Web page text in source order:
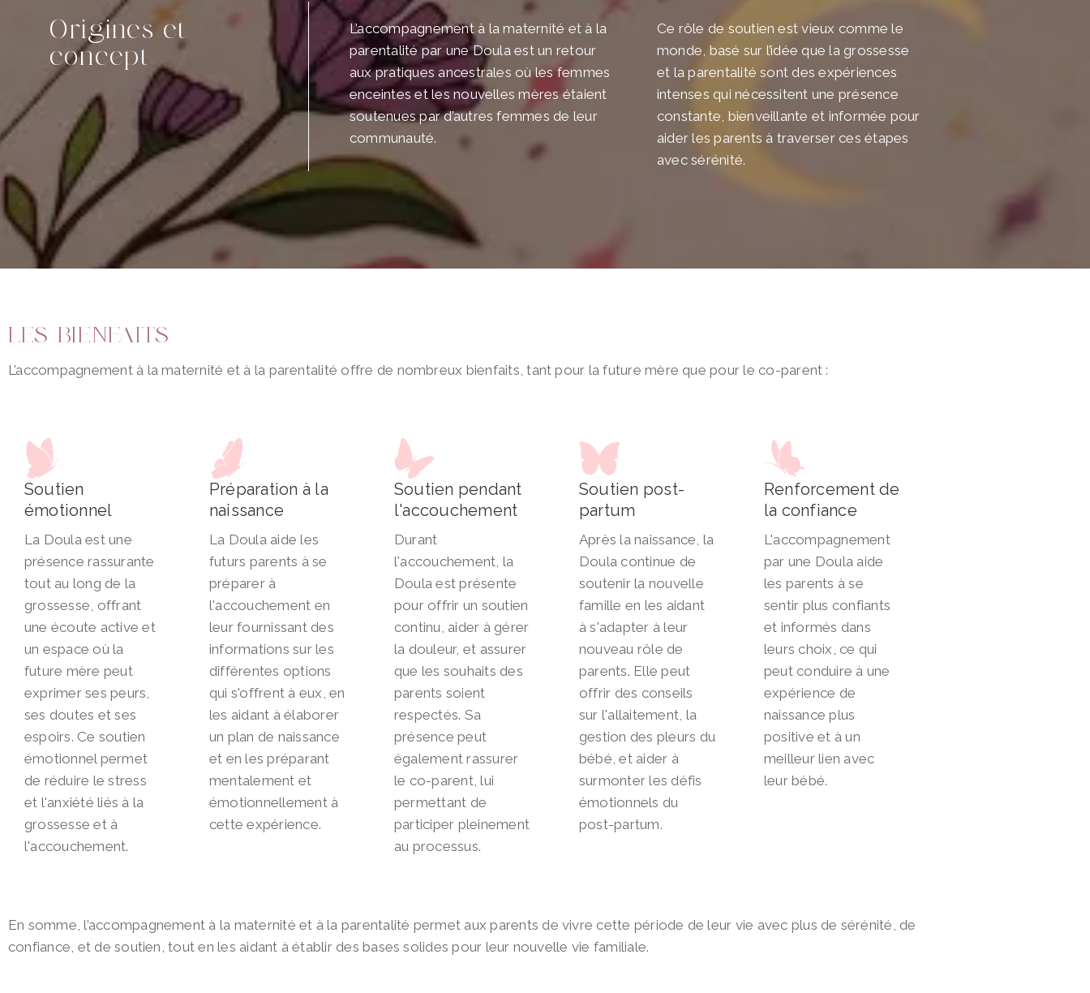
Origines et
concept
L’accompagnement à la maternité et à la
parentalité par une Doula est un retour
aux pratiques ancestrales où les femmes
enceintes et les nouvelles mères étaient
soutenues par d’autres femmes de leur
communauté.
Ce rôle de soutien est vieux comme le
monde, basé sur l’idée que la grossesse
et la parentalité sont des expériences
intenses qui nécessitent une présence
constante, bienveillante et informée pour
aider les parents à traverser ces étapes
avec sérénité.
LES BIENFAITS
L’accompagnement à la maternité et à la parentalité offre de nombreux bienfaits, tant pour la future mère que pour le co-parent :
Soutien
émotionnel
La Doula est une
présence rassurante
tout au long de la
grossesse, offrant
une écoute active et
un espace où la
future mère peut
exprimer ses peurs,
ses doutes et ses
espoirs. Ce soutien
émotionnel permet
de réduire le stress
et l'anxiété liés à la
grossesse et à
l'accouchement.
Préparation à la
naissance
La Doula aide les
futurs parents à se
préparer à
l'accouchement en
leur fournissant des
informations sur les
différentes options
qui s'offrent à eux, en
les aidant à élaborer
un plan de naissance
et en les préparant
mentalement et
émotionnellement à
cette expérience.
Soutien pendant
l'accouchement
Durant
l'accouchement, la
Doula est présente
pour offrir un soutien
continu, aider à gérer
la douleur, et assurer
que les souhaits des
parents soient
respectés. Sa
présence peut
également rassurer
le co-parent, lui
permettant de
participer pleinement
au processus.
Soutien post-
partum
Après la naissance, la
Doula continue de
soutenir la nouvelle
famille en les aidant
à s'adapter à leur
nouveau rôle de
parents. Elle peut
offrir des conseils
sur l'allaitement, la
gestion des pleurs du
bébé, et aider à
surmonter les défis
émotionnels du
post-partum.
Renforcement de
la confiance
L'accompagnement
par une Doula aide
les parents à se
sentir plus confiants
et informés dans
leurs choix, ce qui
peut conduire à une
expérience de
naissance plus
positive et à un
meilleur lien avec
leur bébé.
En somme, l’accompagnement à la maternité et à la parentalité permet aux parents de vivre cette période de leur vie avec plus de sérénité, de
confiance, et de soutien, tout en les aidant à établir des bases solides pour leur nouvelle vie familiale.